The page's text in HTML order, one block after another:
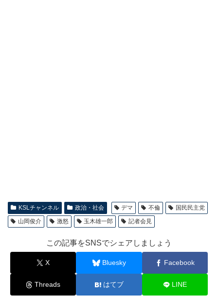
KSLチャンネル 政治・社会 デマ 不倫
国民民主党
山岡俊介
激怒 玉木雄一郎 記者会見
この記事をSNSでシェアしましょう
X Bluesky Facebook
Threads はてブ LINE